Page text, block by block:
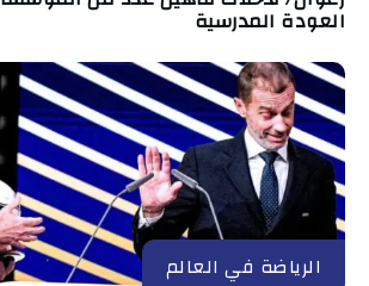
العودة المدرسية
الرياضة في العالم